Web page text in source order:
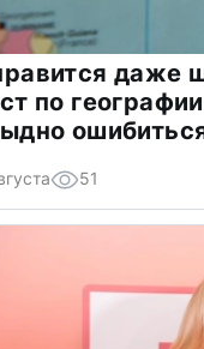
даже
по
51